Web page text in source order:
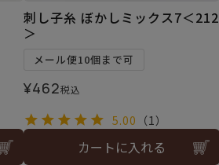
刺し子糸 ぼかしミックス7＜212
＞
メール便10個まで可
¥462税込
5.00 （1）
カートに入れる